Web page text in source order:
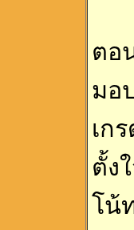
ตอ
มอ
เก
ตั้ง
โน้